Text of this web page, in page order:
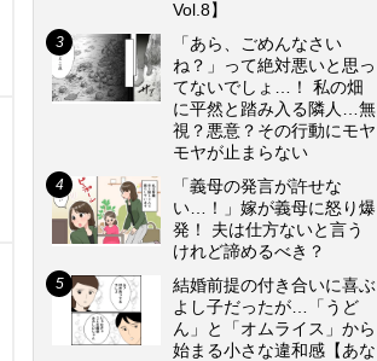
Vol.8】
「あら、ごめんなさい
ね？」って絶対悪いと思っ
てないでしょ…！ 私の畑
に平然と踏み入る隣人…無
視？悪意？その行動にモヤ
モヤが止まらない
「義母の発言が許せな
い…！」嫁が義母に怒り爆
発！ 夫は仕方ないと言う
けれど諦めるべき？
結婚前提の付き合いに喜ぶ
よし子だったが…「うど
ん」と「オムライス」から
始まる小さな違和感【あな